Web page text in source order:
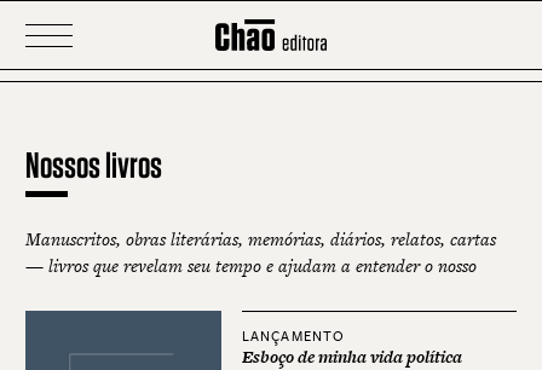
Nossos livros
Manuscritos, obras literárias, memórias, diários, relatos, cartas
— livros que revelam seu tempo e ajudam a entender o nosso
LANÇAMENTO
Esboço de minha vida política